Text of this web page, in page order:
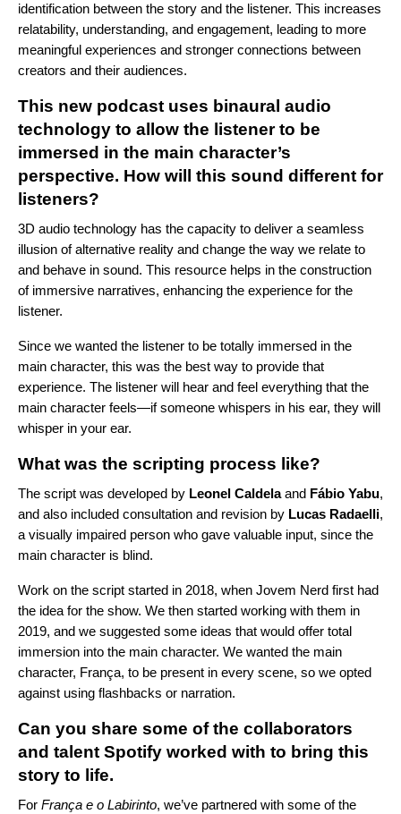
identification between the story and the listener. This increases
relatability, understanding, and engagement, leading to more
meaningful experiences and stronger connections between
creators and their audiences.
This new podcast uses binaural audio
technology to allow the listener to be
immersed in the main character’s
perspective. How will this sound different for
listeners?
3D audio technology has the capacity to deliver a seamless
illusion of alternative reality and change the way we relate to
and behave in sound. This resource helps in the construction
of immersive narratives, enhancing the experience for the
listener.
Since we wanted the listener to be totally immersed in the
main character, this was the best way to provide that
experience. The listener will hear and feel everything that the
main character feels—if someone whispers in his ear, they will
whisper in your ear.
What was the scripting process like?
The script was developed by Leonel Caldelaand Fábio Yabu,
and also included consultation and revision by Lucas Radaelli,
a visually impaired person who gave valuable input, since the
main character is blind.
Work on the script started in 2018, when Jovem Nerd first had
the idea for the show. We then started working with them in
2019, and we suggested some ideas that would offer total
immersion into the main character. We wanted the main
character, França, to be present in every scene, so we opted
against using flashbacks or narration.
Can you share some of the collaborators
and talent Spotify worked with to bring this
story to life.
For França e o Labirinto, we’ve partnered with some of the